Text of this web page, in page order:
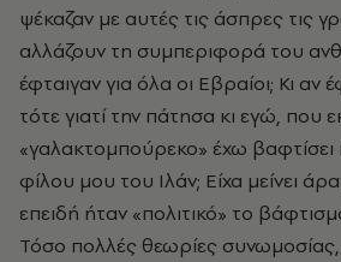
ψέκαζαν με αυτές τις άσπρες τις
αλλάζουν τη συμπεριφορά του
έφταιγαν για όλα οι Εβραίοι; Κι αν
τότε γιατί την πάτησα κι εγώ, που
«γαλακτομπούρεκο» έχω βαφτίσει
φίλου μου του Ιλάν; Είχα μείνει
επειδή ήταν «πολιτικό» το
Τόσο πολλές θεωρίες